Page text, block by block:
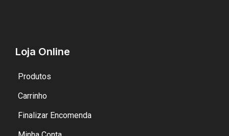
Loja Online
Produtos
Carrinho
Finalizar Encomenda